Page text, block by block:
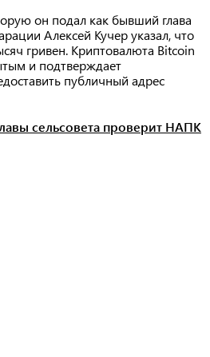
он подал как бывший глава
Алексей Кучер указал, что
гривен. Криптовалюта Bitcoin
и подтверждает
публичный адрес
сельсовета проверит НАПК